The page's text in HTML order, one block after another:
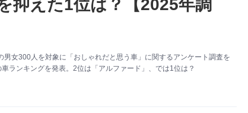
抑えた1位は？【2025年調
女300人を対象に「おしゃれだと思う車」に関するアンケート調査を
ランキングを発表。2位は「アルファード」、では1位は？